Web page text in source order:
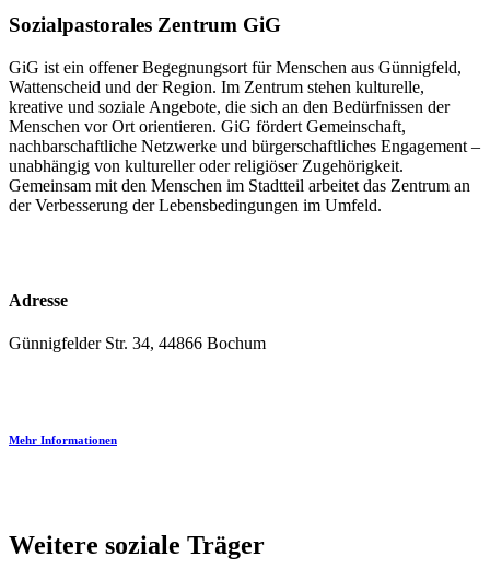
Sozialpastorales Zentrum GiG
GiG ist ein offener Begegnungsort für Menschen aus Günnigfeld,
Wattenscheid und der Region. Im Zentrum stehen kulturelle,
kreative und soziale Angebote, die sich an den Bedürfnissen der
Menschen vor Ort orientieren. GiG fördert Gemeinschaft,
nachbarschaftliche Netzwerke und bürgerschaftliches Engagement –
unabhängig von kultureller oder religiöser Zugehörigkeit.
Gemeinsam mit den Menschen im Stadtteil arbeitet das Zentrum an
der Verbesserung der Lebensbedingungen im Umfeld.
Adresse
Günnigfelder Str. 34, 44866 Bochum
Mehr Informationen
Weitere soziale Träger